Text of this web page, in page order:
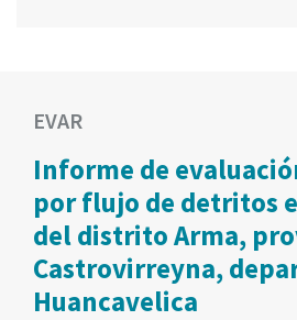
EVAR
Informe de
por flujo de detritos
del distrito Arma,
Castrovirreyna,
Huancavelica